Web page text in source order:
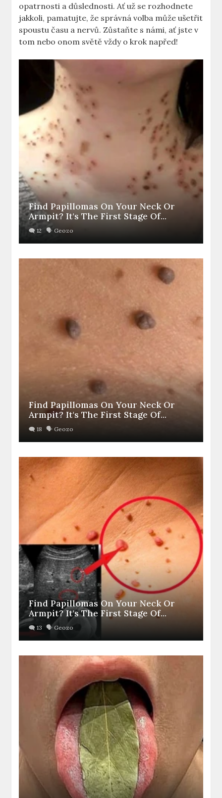
opatrnosti a ⁢důslednosti. ​Ať ​už se rozhodnete
jakkoli, pamatujte,⁤ že správná volba ‍může ušetřit
spoustu času a nervů. Zůstaňte ⁢s námi, ať jste v
tom ⁢nebo ⁣onom světě vždy o krok⁤ napřed!
Find Papillomas On Your Neck Or
Armpit? It's The First Stage Of...
Find Papillomas On Your Neck Or
Armpit? It's The First Stage Of...
Find Papillomas On Your Neck Or
Armpit? It's The First Stage Of...